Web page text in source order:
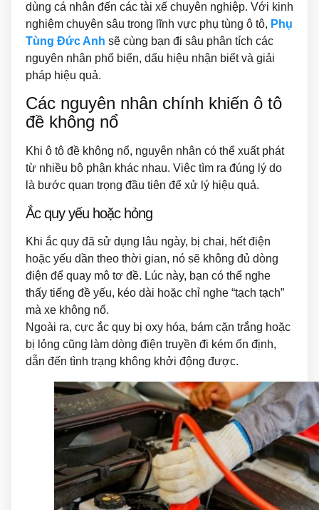
dùng cá nhân đến các tài xế chuyên nghiệp. Với kinh
nghiệm chuyên sâu trong lĩnh vực phụ tùng ô tô, Phụ
Tùng Đức Anh sẽ cùng bạn đi sâu phân tích các
nguyên nhân phổ biến, dấu hiệu nhận biết và giải
pháp hiệu quả.
Các nguyên nhân chính khiến ô tô
đề không nổ
Khi ô tô đề không nổ, nguyên nhân có thể xuất phát
từ nhiều bộ phận khác nhau. Việc tìm ra đúng lý do
là bước quan trọng đầu tiên để xử lý hiệu quả.
Ắc quy yếu hoặc hỏng
Khi ắc quy đã sử dụng lâu ngày, bị chai, hết điện
hoặc yếu dần theo thời gian, nó sẽ không đủ dòng
điện để quay mô tơ đề. Lúc này, bạn có thể nghe
thấy tiếng đề yếu, kéo dài hoặc chỉ nghe “tạch tạch”
mà xe không nổ.
Ngoài ra, cực ắc quy bị oxy hóa, bám cặn trắng hoặc
bị lỏng cũng làm dòng điện truyền đi kém ổn định,
dẫn đến tình trạng không khởi động được.